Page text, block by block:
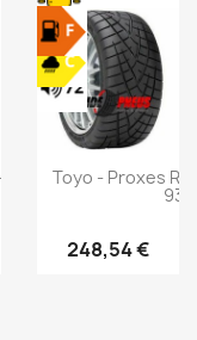
82S
Toyo - Proxes
248,54 €